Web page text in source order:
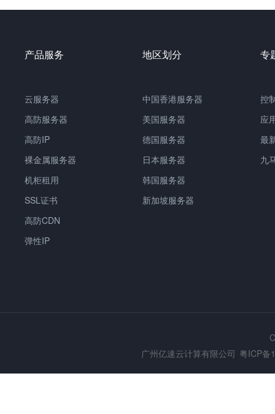
产品服务
云服务器
高防服务器
高防IP
裸金属服务器
机柜租用
SSL证书
高防CDN
弹性IP
地区划分
中国香港服务器
美国服务器
德国服务器
日本服务器
韩国服务器
新加坡服务器
专
控
应
最
九
广州亿速云计算有限公司 粤ICP备